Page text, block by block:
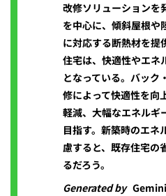
改修ソリューションを
を中心に、傾斜屋根や
に対応する断熱材を提
住宅は、快適性やエネ
となっている。バック
修によって快適性を向
軽減、大幅なエネルギ
目指す。新築時のエネ
慮すると、既存住宅の
るだろう。
Generated by Gemini